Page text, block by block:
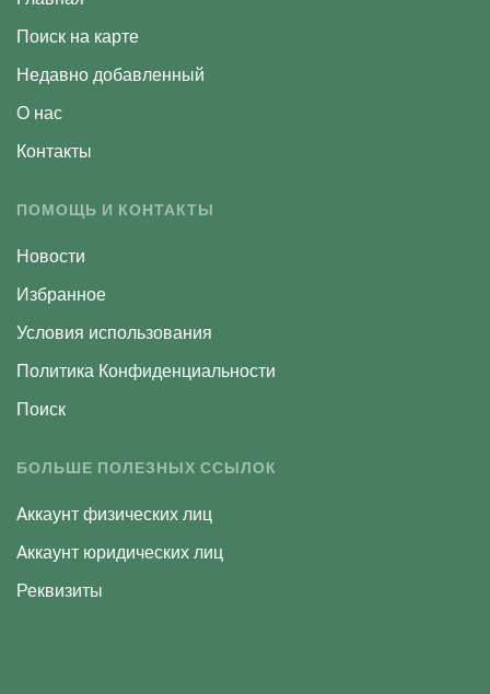
Поиск на карте
Недавно добавленный
О нас
Контакты
ПОМОЩЬ И КОНТАКТЫ
Новости
Избранное
Условия использования
Политика Конфиденциальности
Поиск
БОЛЬШЕ ПОЛЕЗНЫХ ССЫЛОК
Aккаунт физических лиц
Aккаунт юридических лиц
Реквизиты